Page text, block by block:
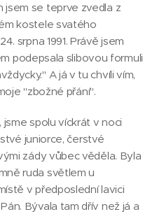
jsem se teprve zvedla z
kostele svatého
srpna 1991. Právě jsem
podepsala slibovou formuli
A já v tu chvíli vím,
"zbožné přání".
spolu víckrát v noci
juniorce, čerstvé
zády vůbec věděla. Byla
ruda světlem u
v předposlední lavici
Bývala tam dřív než já a